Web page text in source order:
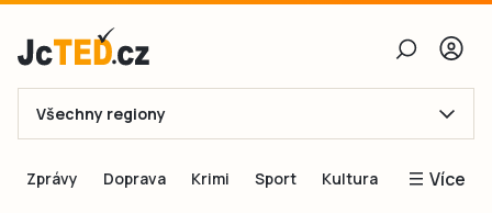
E-mail
Všechny regiony
Zprávy Doprava Krimi Sport Kultura Více